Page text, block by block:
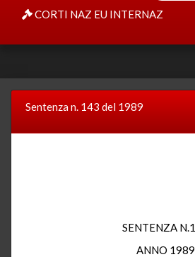
CORTI NAZ EU INTERNAZ
Sentenza n. 143 del 1989
SENTENZA
ANNO 1989